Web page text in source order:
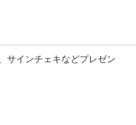
サインチェキなどプレゼン